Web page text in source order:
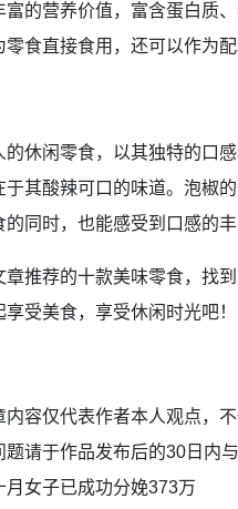
富的营养价值，富含蛋白质
零食直接食用，还可以作为
的休闲零食，以其独特的口
于其酸辣可口的味道。泡椒
同时，也能感受到口感的丰
章推荐的十款美味零食，找
受美食，享受休闲时光吧！
内容仅代表作者本人观点，
题请于作品发布后的30日内
月女子已成功分娩373万